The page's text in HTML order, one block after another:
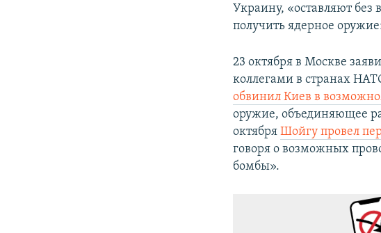
Украину, «оставляют
получить ядерное
23 октября в Москве
коллегами в странах
обвинил Киев в
оружие, объединяющее
октябряШойгу провел
говоря о возможных
бомбы».